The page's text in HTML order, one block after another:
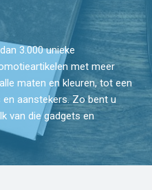
3.000 unieke
met meer
maten en kleuren, tot een
aanstekers. Zo bent u
van die gadgets en